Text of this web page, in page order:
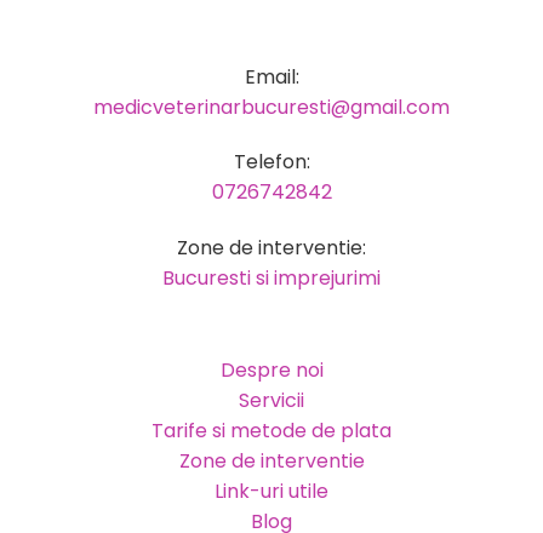
Email:
medicveterinarbucuresti@gmail.com
Telefon:
0726742842
Zone de interventie:
Bucuresti si imprejurimi
Despre noi
Servicii
Tarife si metode de plata
Zone de interventie
Link-uri utile
Blog